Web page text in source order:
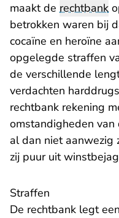
maakt de rechtbank
betrokken waren bij
cocaïne en heroïne
opgelegde straffen
de verschillende
verdachten
rechtbank rekening
omstandigheden
al dan niet aanwezig
zij puur uit
Straffen
De rechtbank legt